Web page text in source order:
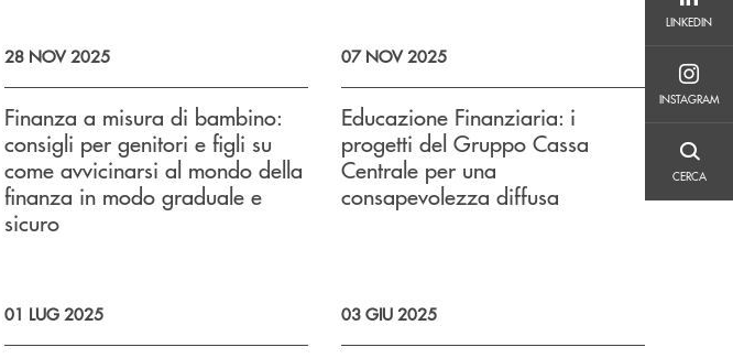
LINKEDIN
INSTAGRAM
INSTAGRAM
CERCA
28 NOV 2025
Finanza a misura di bambino:
consigli per genitori e figli su
come avvicinarsi al mondo della
finanza in modo graduale e
sicuro
07 NOV 2025
Educazione Finanziaria: i
progetti del Gruppo Cassa
Centrale per una
consapevolezza diffusa
01 LUG 2025 03 GIU 2025